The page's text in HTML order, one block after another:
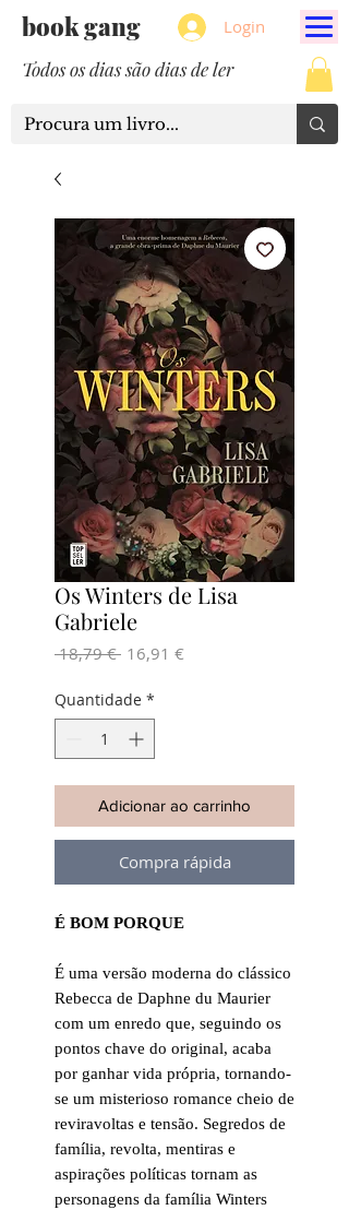
Login
book gang
Todos os dias são dias de ler
Os Winters de Lisa
Gabriele
18,79 € Preço
16,91 €
Quantidade *
Adicionar ao carrinho
Compra rápida
É BOM PORQUE
É uma versão moderna do clássico
Rebecca de Daphne du Maurier
com um enredo que, seguindo os
pontos chave do original, acaba
por ganhar vida própria, tornando-
se um misterioso romance cheio de
reviravoltas e tensão. Segredos de
família, revolta, mentiras e
aspirações políticas tornam as
personagens da família Winters